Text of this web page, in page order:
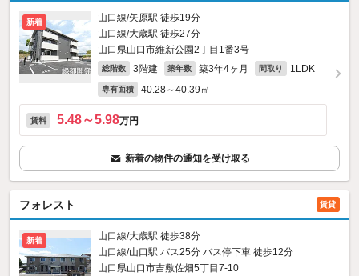
新着
山口線/矢原駅 徒歩19分
山口線/大歳駅 徒歩27分
山口県山口市維新公園2丁目1番3号
総階数 3階建 築年数 築3年4ヶ月 間取り 1LDK
専有面積 40.28～40.39㎡
賃料 5.48～5.98万円
新着の物件の通知を受け取る
フォレスト 賃貸
新着
山口線/大歳駅 徒歩38分
山口線/山口駅 バス25分 バス停下車 徒歩12分
山口県山口市吉敷佐畑5丁目7-10